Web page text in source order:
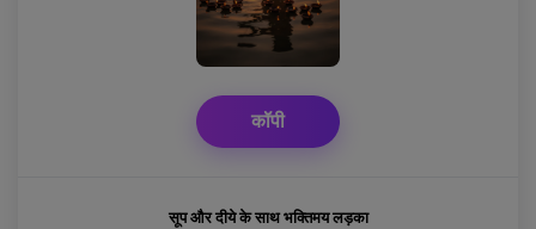
कॉपी
सूप और दीये के साथ भक्तिमय लड़का